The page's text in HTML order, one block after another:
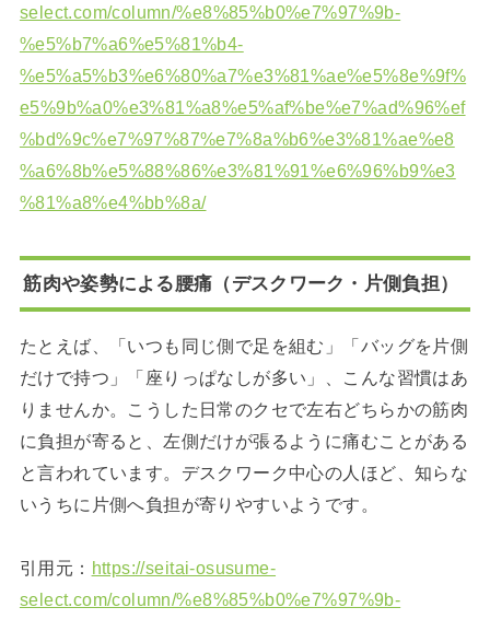
select.com/column/%e8%85%b0%e7%97%9b-
%e5%b7%a6%e5%81%b4-
%e5%a5%b3%e6%80%a7%e3%81%ae%e5%8e%9f%
e5%9b%a0%e3%81%a8%e5%af%be%e7%ad%96%ef
%bd%9c%e7%97%87%e7%8a%b6%e3%81%ae%e8
%a6%8b%e5%88%86%e3%81%91%e6%96%b9%e3
%81%a8%e4%bb%8a/
筋肉や姿勢による腰痛（デスクワーク・片側負担）
たとえば、「いつも同じ側で足を組む」「バッグを片側
だけで持つ」「座りっぱなしが多い」、こんな習慣はあ
りませんか。こうした日常のクセで左右どちらかの筋肉
に負担が寄ると、左側だけが張るように痛むことがある
と言われています。デスクワーク中心の人ほど、知らな
いうちに片側へ負担が寄りやすいようです。
引用元： https://seitai-osusume-
select.com/column/%e8%85%b0%e7%97%9b-